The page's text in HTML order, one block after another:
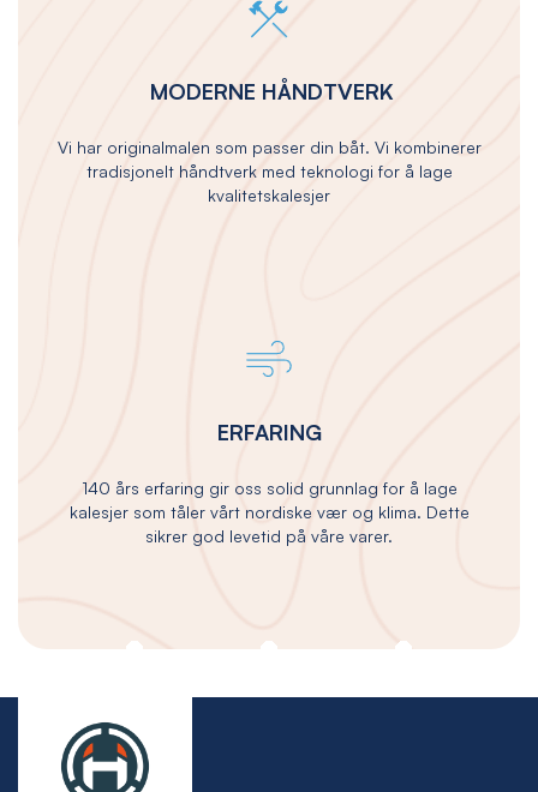
MODERNE HÅNDTVERK
Vi har originalmalen som passer din båt. Vi kombinerer
tradisjonelt håndtverk med teknologi for å lage
kvalitetskalesjer
ERFARING
140 års erfaring gir oss solid grunnlag for å lage
kalesjer som tåler vårt nordiske vær og klima. Dette
sikrer god levetid på våre varer.